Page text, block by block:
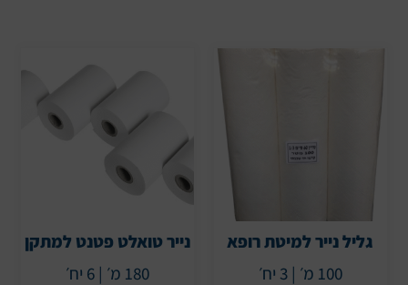
גליל נייר למיטת רופא
100 מ׳ | 3 יח׳
נייר טואלט פטנט למתקן
180 מ׳ | 6 יח׳